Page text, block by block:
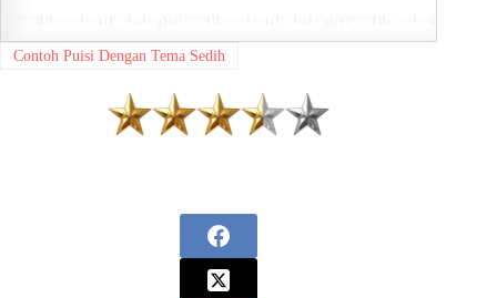
Contoh Puisi Dengan Tema Sedih